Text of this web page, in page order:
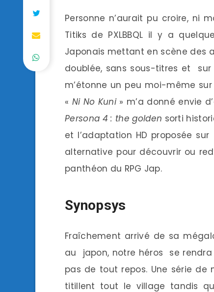
Personne n’aurait pu croire, ni
Titiks de PXLBBQL il y a
Japonais mettant en scène des
doublée, sans sous-titres et
m’étonne un peu moi-même
« Ni No Kuni» m’a donné envie
Persona 4 : the golden sorti
et l’adaptation HD proposée
alternative pour découvrir ou
panthéon du RPG Jap.
Synopsys
Fraîchement arrivé de sa
au japon, notre héros se
pas de tout repos. Une série de
titillent tout le village tandis